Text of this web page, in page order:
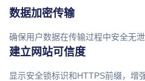
数据加密传输
确保用户数据在传输过程中安全无
建立网站可信度
显示安全锁标识和HTTPS前缀，增